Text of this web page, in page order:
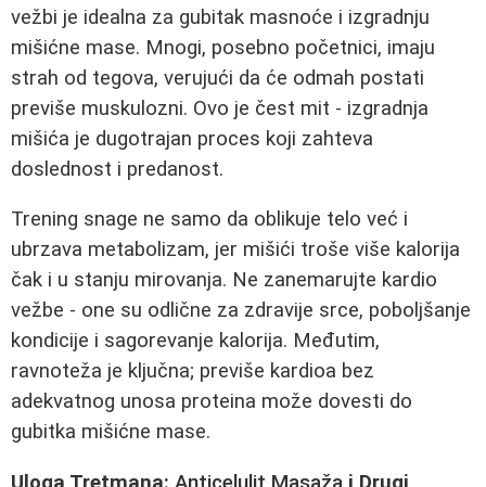
vežbi je idealna za gubitak masnoće i izgradnju
mišićne mase. Mnogi, posebno početnici, imaju
strah od tegova, verujući da će odmah postati
previše muskulozni. Ovo je čest mit - izgradnja
mišića je dugotrajan proces koji zahteva
doslednost i predanost.
Trening snage ne samo da oblikuje telo već i
ubrzava metabolizam, jer mišići troše više kalorija
čak i u stanju mirovanja. Ne zanemarujte kardio
vežbe - one su odlične za zdravije srce, poboljšanje
kondicije i sagorevanje kalorija. Međutim,
ravnoteža je ključna; previše kardioa bez
adekvatnog unosа proteina može dovesti do
gubitka mišićne mase.